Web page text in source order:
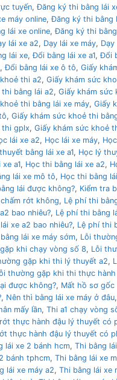
tuyến,Đăng ký thi bằng lái
máy online,Đăng ký thi bằng
lái xe online,Đăng ký thi
lái xe a2, Dạy lái xe máy,
lái xe,Đổi bằng lái xe a1,Đổi
,Đổi bằng lái xe ô tô, Giấy
thi a2, Giấy khám sức
bằng lái a2, Giấy khám sức
thi bằng lái xe máy, Giấy
, Giấy khám sức khoẻ thi
thi gplx, Giấy khám sức khoẻ
lái xe a2, Học lái xe máy,
bằng lái xe a1, Học lý
a1, Học thi bằng lái xe a2,
lái xe mô tô, Học thi bằng
lái được không?, Kiểm tra
rớt không, Lệ phí thi
bao nhiêu?, Lệ phí thi bằng
xe a2 bao nhiêu?, Lệ phí thi
lái xe máy sớm, Lỗi
khi chạy vòng số 8, Lỗi
gặp khi thi lý thuyết a2,
thường gặp khi thi thực hành
được không?, Mất hồ sơ gốc
, Nên thì bằng lái xe máy ở đâu,
mấy lần, Thi a1 chạy vòng
thực hành đậu lý thuyết có
thực hành đậu lý thuyết có
lái xe 2 bánh hcm, Thi bằng
bánh tphcm, Thi bằng lái xe
lái xe máy a2, Thi bằng lái xe